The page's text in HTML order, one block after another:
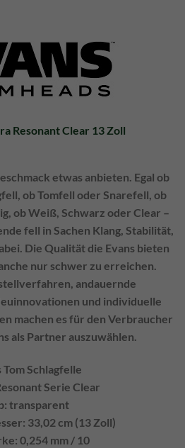
Resonant Clear 13 Zoll
etwas anbieten. Egal ob
ob Tomfell oder Snarefell, ob
ob Weiß, Schwarz oder Clear –
fell in Sachen Klang, Stabilität,
Die Qualität die Evans bieten
nur schwer zu erreichen.
andauernde
und individuelle
machen es für den Verbraucher
als Partner auszuwählen.
Tom Schlagfelle
Serie Clear
transparent
33,02 cm (13 Zoll)
0,254 mm / 10